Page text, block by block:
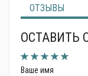
ОТЗЫВЫ
ОСТАВИТЬ
Ваше имя